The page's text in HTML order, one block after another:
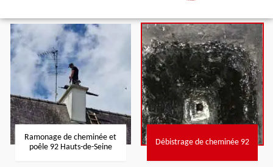
Ramonage de cheminée et
poêle 92 Hauts-de-Seine
Débistrage de cheminée 92